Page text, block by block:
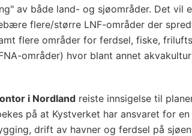
av både land- og sjøområder. Det vil
flere/større LNF-områder der
flere områder for ferdsel, fiske,
områder) hvor blant annet
i Nordland reiste innsigelse til
på at Kystverket har ansvaret for en
drift av havner og ferdsel på